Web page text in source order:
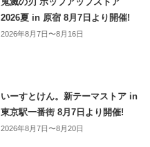
2026夏 in 原宿 8月7日より開催!
2026年8月7日〜8月16日
いーすとけん。新テーマストア in
東京駅一番街 8月7日より開催!
2026年8月7日〜8月20日